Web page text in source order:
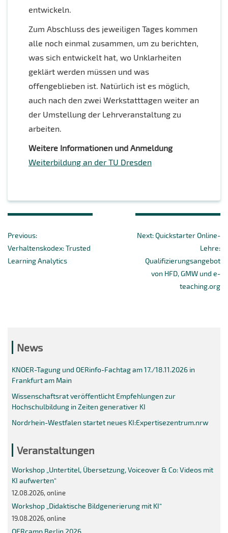
entwickeln.
Zum Abschluss des jeweiligen Tages kommen
alle noch einmal zusammen, um zu berichten,
was sich entwickelt hat, wo Unklarheiten
geklärt werden müssen und was
offengeblieben ist. Natürlich ist es möglich,
auch nach den zwei Werkstatttagen weiter an
der Umstellung der Lehrveranstaltung zu
arbeiten.
Weitere Informationen und Anmeldung
Weiterbildung an der TU Dresden
Previous:Previous
post:
Verhaltenskodex: Trusted
Learning Analytics
Next:Next
Quickstarter Online-
Lehre:
Qualifizierungsangebot
von HFD, GMW und e-
teaching.org
News
KNOER-Tagung und OERinfo-Fachtag am 17./18.11.2026 in
Frankfurt am Main
Wissenschaftsrat veröffentlicht Empfehlungen zur
Hochschulbildung in Zeiten generativer KI
Nordrhein-Westfalen startet neues KI:Expertisezentrum.nrw
Veranstaltungen
Workshop „Untertitel, Übersetzung, Voiceover & Co: Videos mit
KI aufwerten“
12.08.2026, online
Workshop „Didaktische Bildgenerierung mit KI“
19.08.2026, online
OERcamp Berlin 2026